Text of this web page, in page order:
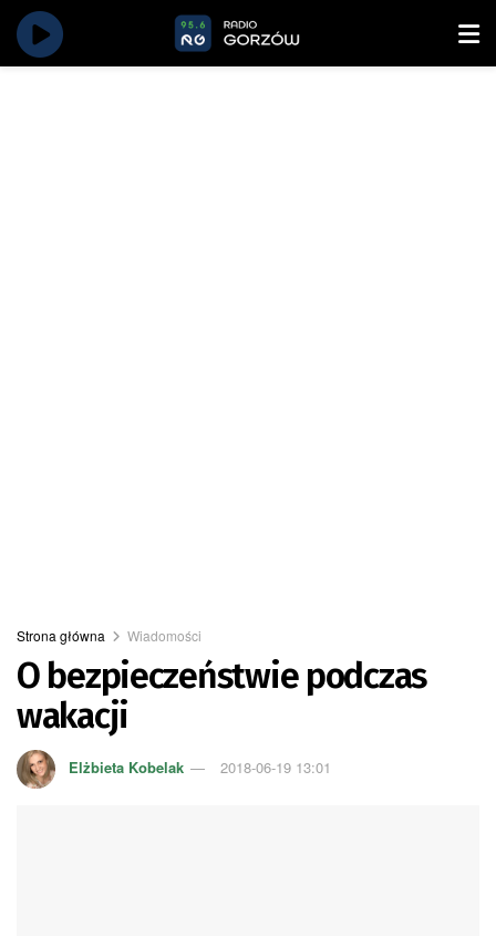
Strona główna Wiadomości
O bezpieczeństwie podczas
wakacji
Elżbieta Kobelak 2018-06-19 13:01